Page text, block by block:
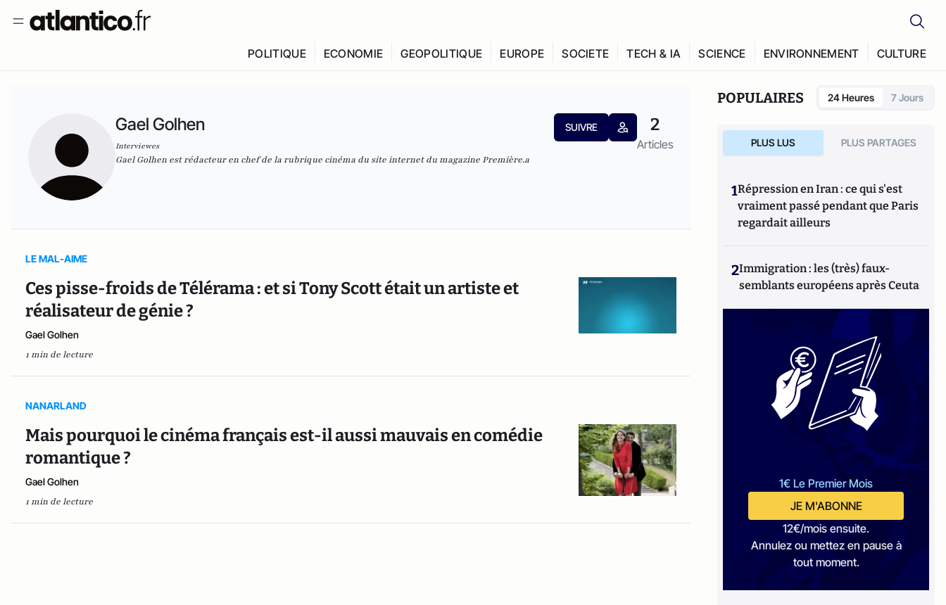
POLITIQUE ECONOMIE GEOPOLITIQUE EUROPE SOCIETE TECH & IA SCIENCE ENVIRONNEMENT CULTURE
Gael Golhen
Interviewes
SUIVRE 2
Articles
Gael Golhen est rédacteur en chef de la rubrique cinéma du site internet du magazine Première.a
LE MAL-AIME
Ces pisse-froids de Télérama : et si Tony Scott était un artiste et
réalisateur de génie ?
Gael Golhen
1 min de lecture
NANARLAND
Mais pourquoi le cinéma français est-il aussi mauvais en comédie
romantique ?
Gael Golhen
1 min de lecture
POPULAIRES 24 Heures 7 Jours
PLUS LUS PLUS PARTAGES
1Répression en Iran : ce qui s'est
vraiment passé pendant que Paris
regardait ailleurs
2Immigration : les (très) faux-
semblants européens après Ceuta
1€ Le Premier Mois
JE M'ABONNE
12€/mois ensuite.
Annulez ou mettez en pause à
tout moment.